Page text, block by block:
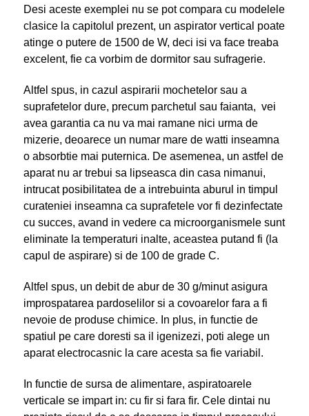
Desi aceste exemplei nu se pot compara cu modelele
clasice la capitolul prezent, un aspirator vertical poate
atinge o putere de 1500 de W, deci isi va face treaba
excelent, fie ca vorbim de dormitor sau sufragerie.
Altfel spus, in cazul aspirarii mochetelor sau a
suprafetelor dure, precum parchetul sau faianta, vei
avea garantia ca nu va mai ramane nici urma de
mizerie, deoarece un numar mare de watti inseamna
o absorbtie mai puternica. De asemenea, un astfel de
aparat nu ar trebui sa lipseasca din casa nimanui,
intrucat posibilitatea de a intrebuinta aburul in timpul
curateniei inseamna ca suprafetele vor fi dezinfectate
cu succes, avand in vedere ca microorganismele sunt
eliminate la temperaturi inalte, aceastea putand fi (la
capul de aspirare) si de 100 de grade C.
Altfel spus, un debit de abur de 30 g/minut asigura
improspatarea pardoselilor si a covoarelor fara a fi
nevoie de produse chimice. In plus, in functie de
spatiul pe care doresti sa il igenizezi, poti alege un
aparat electrocasnic la care acesta sa fie variabil.
In functie de sursa de alimentare, aspiratoarele
verticale se impart in: cu fir si fara fir. Cele dintai nu